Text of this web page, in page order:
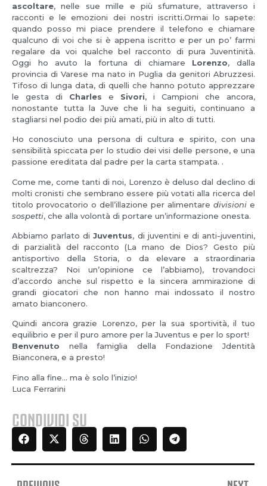
ascoltare, nelle sue mille e più sfumature, attraverso i
racconti e le emozioni dei nostri iscritti.Ormai lo sapete:
quando posso mi piace prendere il telefono e chiamare
qualcuno di voi che si è appena iscritto e per un po’ farmi
regalare da voi qualche bel racconto di pura Juventinità.
Oggi ho avuto la fortuna di chiamare Lorenzo, dalla
provincia di Varese ma nato in Puglia da genitori Abruzzesi.
Tifoso di lunga data, di quelli che hanno potuto apprezzare
le gesta di Charles e Sivori, i Campioni che ancora,
nonostante tutta la Juve che li ha seguiti, continuano a
stagliarsi nel podio dei più amati, più in alto di tutti.
Ho conosciuto una persona di cultura e spirito, con una
sensibilità spiccata per lo studio dei visi delle persone, e una
passione ereditata dal padre per la carta stampata. .
Come me, come tanti di noi, Lorenzo è deluso dal declino di
molti cronisti che sembrano essere più votati alla ricerca del
titolo provocatorio o dell’illazione per alimentare divisioni e
sospetti, che alla volontà di portare un’informazione onesta.
Abbiamo parlato diJuventus, di juventini e di anti-juventini,
di parzialità del racconto (La mano de Dios? Gesto più
antisportivo della Storia, o da elevare a straordinaria
scaltrezza? Noi un’opinione ce l’abbiamo), trovandoci
d’accordo anche sul rispetto e la sincera ammirazione di
grandi giocatori che non hanno mai indossato il nostro
amato bianconero.
Quindi ancora grazie Lorenzo, per la sua sportività, il tuo
equilibrio e per il puro amore per la Juventus e per lo sport!
Benvenuto nella famiglia della Fondazione Jdentità
Bianconera, e a presto!
Fino alla fine… ma è solo l’inizio!
Luca Ferrarini
CONDIVIDI SU